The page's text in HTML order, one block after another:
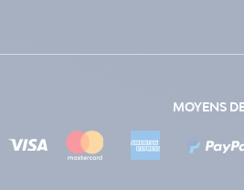
MOYENS